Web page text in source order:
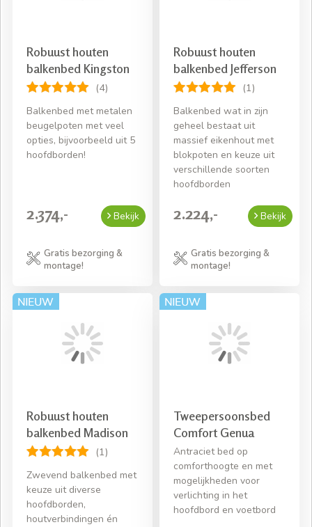
Robuust houten
balkenbed Kingston
(4)
Balkenbed met metalen
beugelpoten met veel
opties, bijvoorbeeld uit 5
hoofdborden!
2.374,- Bekijk
Gratis bezorging &
montage!
Robuust houten
balkenbed Jefferson
(1)
Balkenbed wat in zijn
geheel bestaat uit
massief eikenhout met
blokpoten en keuze uit
verschillende soorten
hoofdborden
2.224,- Bekijk
Gratis bezorging &
montage!
Robuust houten
balkenbed Madison
(1)
Zwevend balkenbed met
keuze uit diverse
hoofdborden,
houtverbindingen én
Tweepersoonsbed
Comfort Genua
Antraciet bed op
comforthoogte en met
mogelijkheden voor
verlichting in het
hoofdbord en voetbord